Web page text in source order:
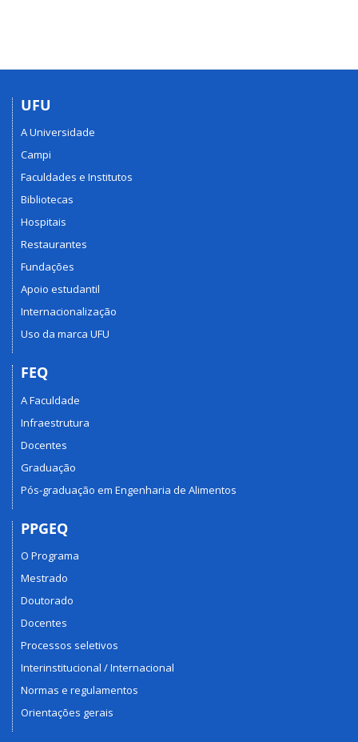
UFU
A Universidade
Campi
Faculdades e Institutos
Bibliotecas
Hospitais
Restaurantes
Fundações
Apoio estudantil
Internacionalização
Uso da marca UFU
FEQ
A Faculdade
Infraestrutura
Docentes
Graduação
Pós-graduação em Engenharia de Alimentos
PPGEQ
O Programa
Mestrado
Doutorado
Docentes
Processos seletivos
Interinstitucional / Internacional
Normas e regulamentos
Orientações gerais